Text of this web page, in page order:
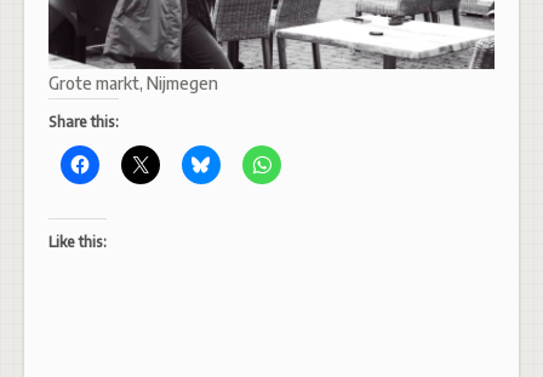
Grote markt, Nijmegen
Share this:
Like this: